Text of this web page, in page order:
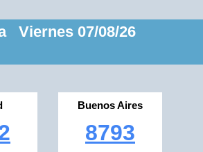
Viernes 07/08/26
Buenos Aires
8793